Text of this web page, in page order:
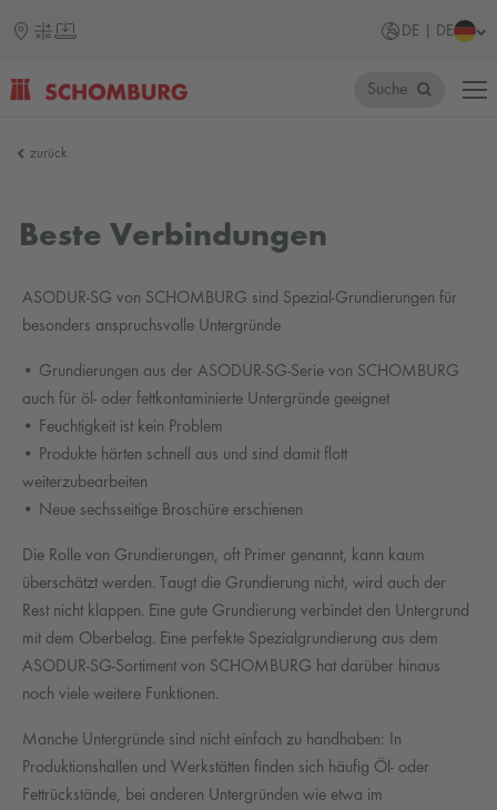
DE | DE
Suche
zurück
Beste Verbindungen
ASODUR-SG von SCHOMBURG sind Spezial-Grundierungen für
besonders anspruchsvolle Untergründe
• Grundierungen aus der ASODUR-SG-Serie von SCHOMBURG
auch für öl- oder fettkontaminierte Untergründe geeignet
• Feuchtigkeit ist kein Problem
• Produkte härten schnell aus und sind damit flott
weiterzubearbeiten
• Neue sechsseitige Broschüre erschienen
Die Rolle von Grundierungen, oft Primer genannt, kann kaum
überschätzt werden. Taugt die Grundierung nicht, wird auch der
Rest nicht klappen. Eine gute Grundierung verbindet den Untergrund
mit dem Oberbelag. Eine perfekte Spezialgrundierung aus dem
ASODUR-SG-Sortiment von SCHOMBURG hat darüber hinaus
noch viele weitere Funktionen.
Manche Untergründe sind nicht einfach zu handhaben: In
Produktionshallen und Werkstätten finden sich häufig Öl- oder
Fettrückstände, bei anderen Untergründen wie etwa im